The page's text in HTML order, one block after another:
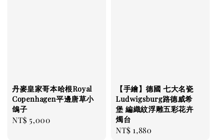
丹麥皇家哥本哈根Royal
Copenhagen平邊唐草小
鴿子
Regular
NT$ 5,000
【手繪】德國 七大名瓷
Ludwigsburg路德威希
堡 編織紋浮雕五彩花卉
燭台
Regular
NT$ 1,880